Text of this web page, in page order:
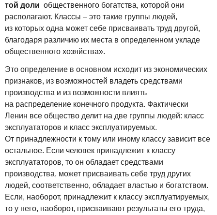
той доли общественного богатства, которой они
располагают. Классы – это такие группы людей,
из которых одна может себе присваивать труд другой,
благодаря различию их места в определенном укладе
общественного хозяйства».
Это определение в основном исходит из экономических
признаков, из возможностей владеть средствами
производства и из возможности влиять
на распределение конечного продукта. Фактически
Ленин все общество делит на две группы людей: класс
эксплуататоров и класс эксплуатируемых.
От принадлежности к тому или иному классу зависит все
остальное. Если человек принадлежит к классу
эксплуататоров, то он обладает средствами
производства, может присваивать себе труд других
людей, соответственно, обладает властью и богатством.
Если, наоборот, принадлежит к классу эксплуатируемых,
то у него, наоборот, присваивают результаты его труда,